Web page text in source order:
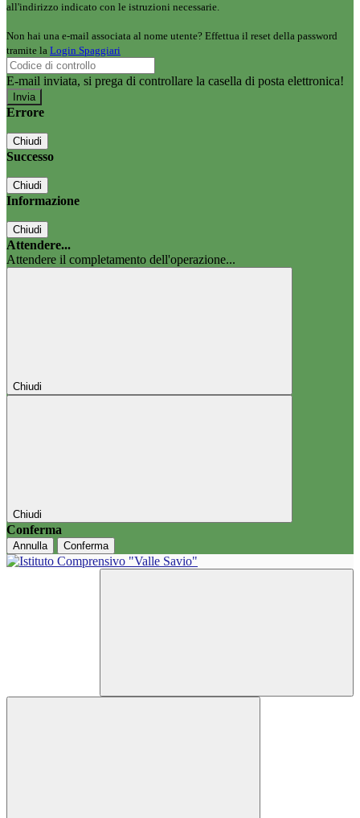
all'indirizzo indicato con le istruzioni necessarie.
Non hai una e-mail associata al nome utente? Effettua il reset della password
tramite la Login Spaggiari
E-mail inviata, si prega di controllare la casella di posta elettronica!
Errore
Chiudi
Successo
Chiudi
Informazione
Chiudi
Attendere...
Attendere il completamento dell'operazione...
Chiudi
Chiudi
Conferma
Annulla Conferma